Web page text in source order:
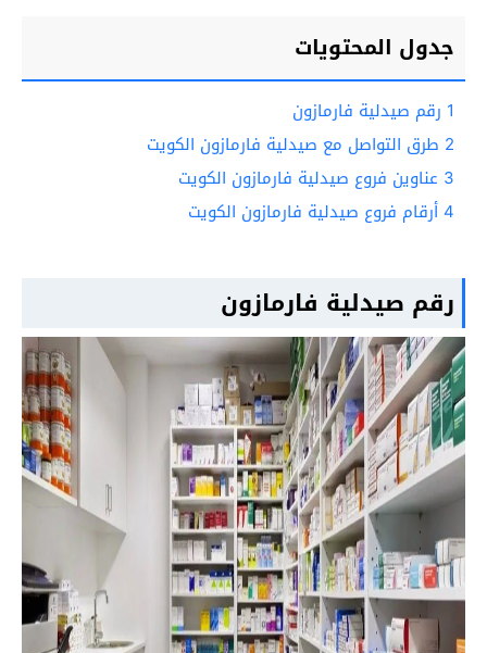
جدول المحتويات
1 رقم صيدلية فارمازون
2 طرق التواصل مع صيدلية فارمازون الكويت
3 عناوين فروع صيدلية فارمازون الكويت
4أرقام فروع صيدلية فارمازون الكويت
رقم صيدلية فارمازون